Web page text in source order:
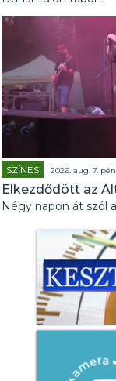
SZÍNES | 2026. aug. 7.
Elkezdődött az
Négy napon át szól